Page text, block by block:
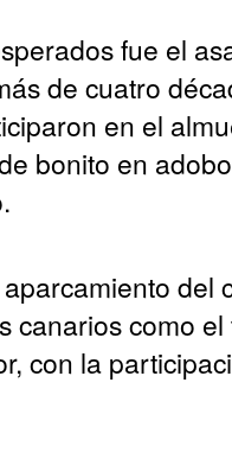
fue el
de cuatro
en el
bonito en
del
canarios como
con la